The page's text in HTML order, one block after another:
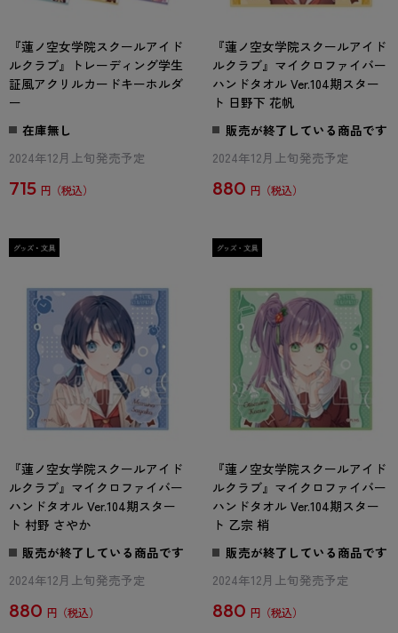
『蓮ノ空女学院スクールアイド
ルクラブ』トレーディング学生
証風アクリルカードキーホルダ
ー
在庫無し
2024年12月上旬発売予定
715 円
『蓮ノ空女学院スクールアイド
ルクラブ』マイクロファイバー
ハンドタオル Ver.104期スター
ト 日野下 花帆
販売が終了している商品です
2024年12月上旬発売予定
880 円
『蓮ノ空女学院スクールアイド
ルクラブ』マイクロファイバー
ハンドタオル Ver.104期スター
ト 村野 さやか
販売が終了している商品です
2024年12月上旬発売予定
880 円
『蓮ノ空女学院スクールアイド
ルクラブ』マイクロファイバー
ハンドタオル Ver.104期スター
ト 乙宗 梢
販売が終了している商品です
2024年12月上旬発売予定
880 円